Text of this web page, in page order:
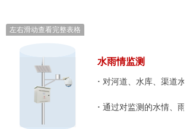
左右滑动查看完整表格
水雨情监测
· 对河道、水库、渠道水
· 通过对监测的水情、雨